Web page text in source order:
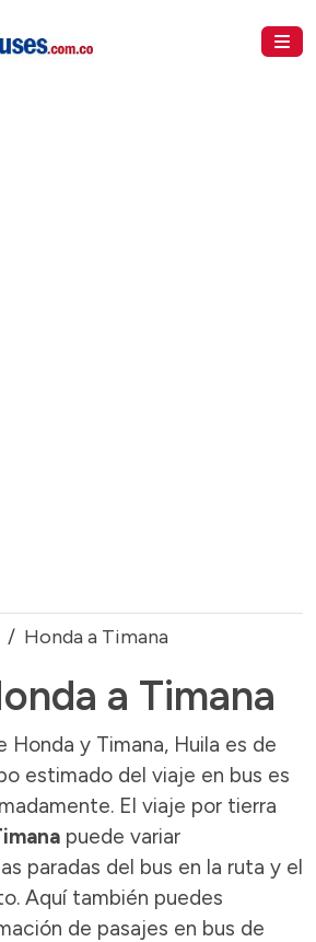
Honda a Timana
a Timana
Honda y Timana, Huila es de
estimado del viaje en bus es
El viaje por tierra
puede variar
paradas del bus en la ruta y el
Aquí también puedes
de pasajes en bus de